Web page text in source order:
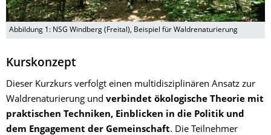
Abbildung 1: NSG Windberg (Freital), Beispiel für Waldrenaturierung
Kurskonzept
Dieser Kurzkurs verfolgt einen multidisziplinären Ansatz zur
Waldrenaturierung und verbindet ökologische Theorie mit
praktischen Techniken, Einblicken in die Politik und
dem Engagement der Gemeinschaft. Die Teilnehmer